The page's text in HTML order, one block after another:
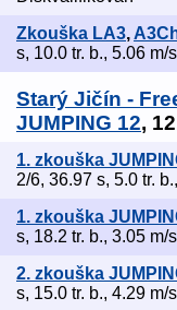
Zkouška LA3,
s, 10.0 tr. b., 5.06 m/s
Starý Jičín -
JUMPING 12,
1. zkouška
2/6, 36.97 s, 5.0 tr.
1. zkouška
s, 18.2 tr. b., 3.05 m/s
2. zkouška
s, 15.0 tr. b., 4.29 m/s